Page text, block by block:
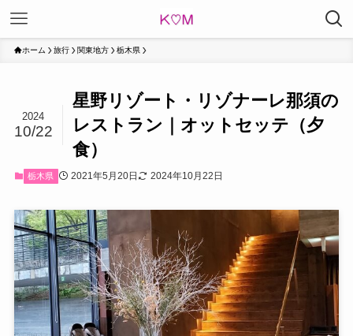
ホーム 旅行 関東地方 栃木県
星野リゾート・リゾナーレ那須の
レストラン｜オットセッテ（夕
食）
2024
10/22
栃木県 2021年5月20日 2024年10月22日